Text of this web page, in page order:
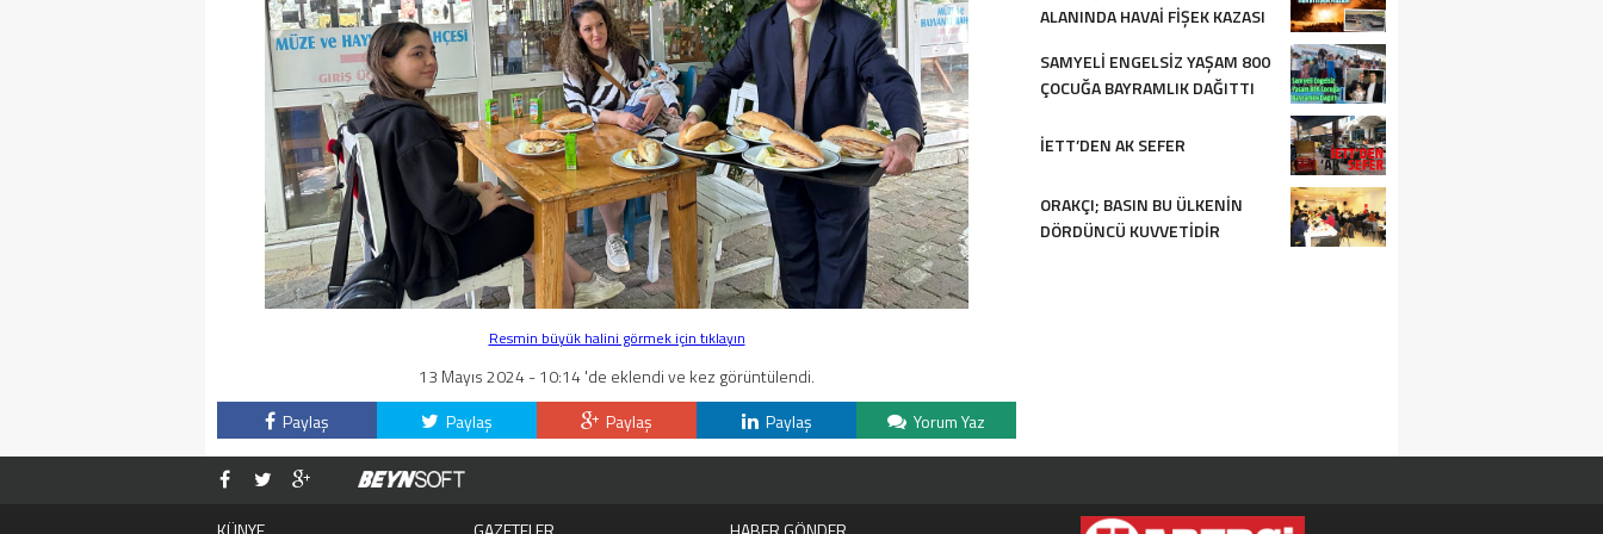
Resmin büyük halini görmek için tıklayın
13 Mayıs 2024 - 10:14 'de eklendi ve kez görüntülendi.
Paylaş
Paylaş Paylaş Paylaş Yorum Yaz
ALANINDA HAVAI FIŞEK KAZASI
SAMYELI ENGELSIZ YAŞAM 800
ÇOCUĞA BAYRAMLIK DAĞITTI
İETT’DEN AK SEFER
ORAKÇI; BASIN BU ÜLKENIN
DÖRDÜNCÜ KUVVETIDIR